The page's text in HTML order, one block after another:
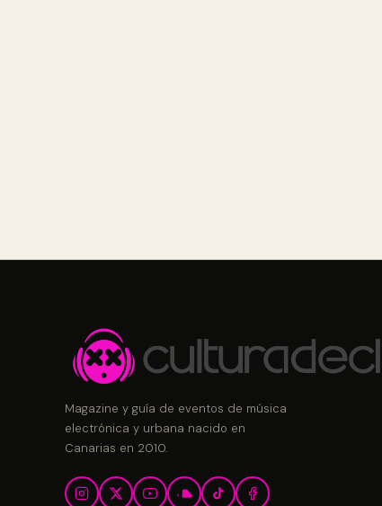
Magazine y guía de eventos de música
electrónica y urbana nacido en
Canarias en 2010.